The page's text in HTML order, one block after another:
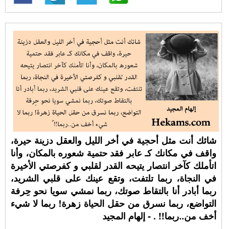
شائك أنت مثل أحجية في أخر الليل والعقل دزينة حيرة،
واقف في مكانك كـ عابر فقد حتمية شعوره بالمكان، وأنا
اتأملك كآخر انتصار يتيحه القدر لقلبي و كفرصتي الأخيرة
في النجاة، ربما تلتفت، وتقع عينك على قلبي الشريد،
ربما أبادر أنا بالتقاط صوتك، ربما نمشي سويا نحو حِرفة
التواضع، ربما نسرق من حقل الحياة زهرة! ربما لا شيء
أخف من..ربما!! ⁧. - إلهام المجيد